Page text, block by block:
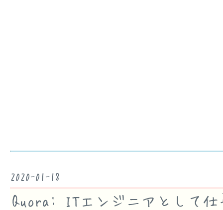
2020-01-18
Quora: ITエンジニアとして